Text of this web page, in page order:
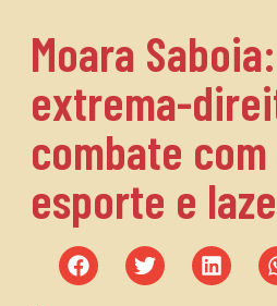
Moara
extrema-
combate
esporte e